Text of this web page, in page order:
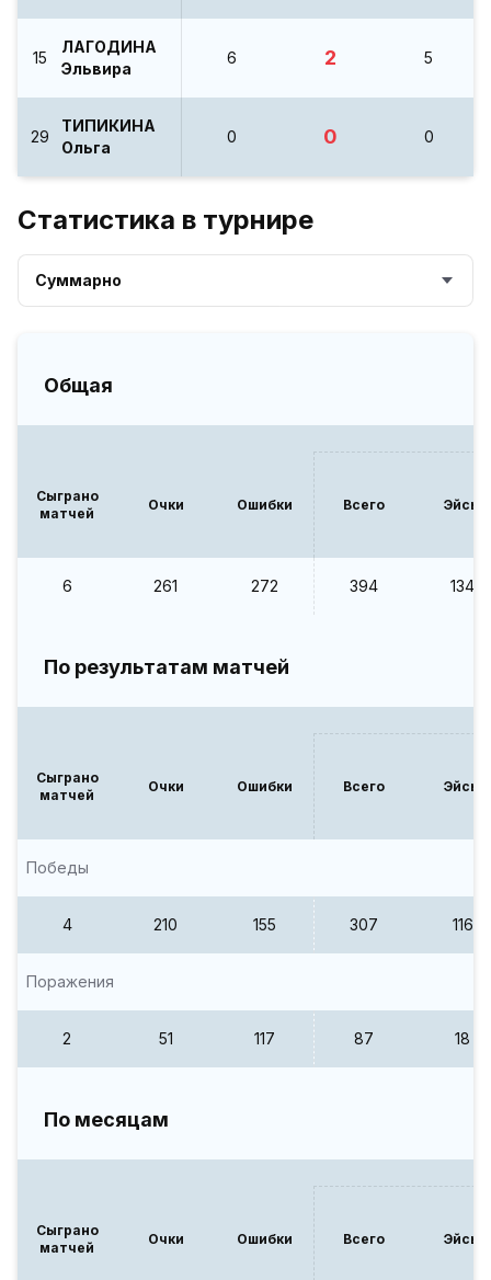
15
ЛАГОДИНА
Эльвира
6 2 5
29
ТИПИКИНА
Ольга
0 0 0
Статистика в турнире
Суммарно
Общая
Сыграно
матчей
Очки Ошибки Всего Эйсы
6 261 272 394 134
По результатам матчей
Сыграно
матчей
Очки Ошибки Всего Эйсы
Победы
4 210 155 307 116
Поражения
2 51 117 87 18
По месяцам
Сыграно
матчей
Очки Ошибки Всего Эйсы